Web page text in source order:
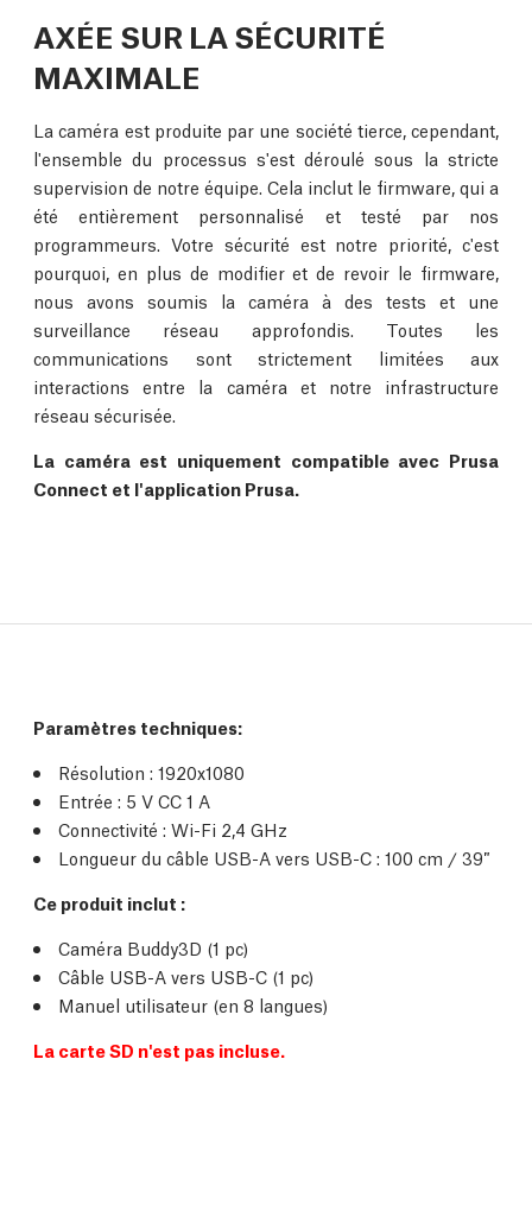
AXÉE SUR LA SÉCURITÉ
MAXIMALE
La caméra est produite par une société tierce, cependant,
l'ensemble du processus s'est déroulé sous la stricte
supervision de notre équipe. Cela inclut le firmware, qui a
été entièrement personnalisé et testé par nos
programmeurs. Votre sécurité est notre priorité, c'est
pourquoi, en plus de modifier et de revoir le firmware,
nous avons soumis la caméra à des tests et une
surveillance réseau approfondis. Toutes les
communications sont strictement limitées aux
interactions entre la caméra et notre infrastructure
réseau sécurisée.
La caméra est uniquement compatible avec Prusa
Connect et l'application Prusa.
Paramètres techniques:
Résolution : 1920x1080
Entrée : 5 V CC 1 A
Connectivité : Wi-Fi 2,4 GHz
Longueur du câble USB-A vers USB-C : 100 cm / 39″
Ce produit inclut :
Caméra Buddy3D (1 pc)
Câble USB-A vers USB-C (1 pc)
Manuel utilisateur (en 8 langues)
La carte SD n'est pas incluse.